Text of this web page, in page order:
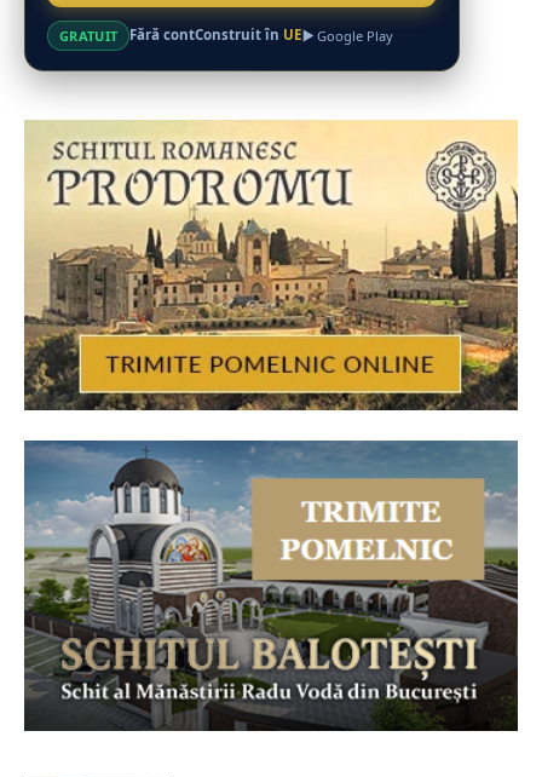
GRATUIT Fără contConstruit în UE Google Play